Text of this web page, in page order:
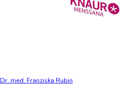
Dr. med. Franziska Rubin